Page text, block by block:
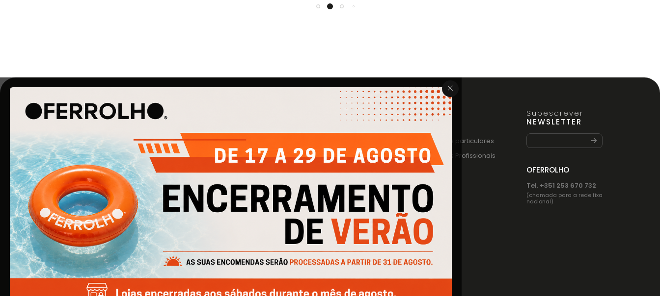
O Ferrolho iniciou a sua atividade em 1990. O que
começou por ser uma simples empresa de
ferragens para construção civil, é agora uma
empresa de referência na área de Ferragens
para Mobiliário e Arquitetura.
Quem Somos
Produtos
AJUDA
Política de Privacidade
INFO
Clientes particulares
Clientes Profissionais
Subescrever
NEWSLETTER
OFERROLHO
Tel. +351 253 670 732
(chamada para a rede fixa
nacional)
Cofinanciado por: